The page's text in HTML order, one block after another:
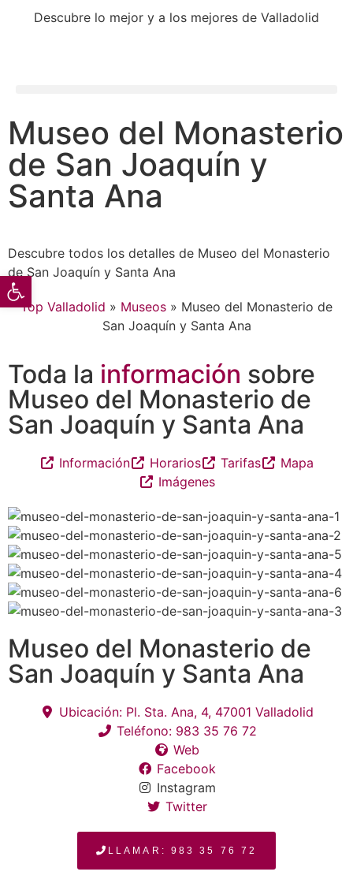
Descubre lo mejor y a los mejores de Valladolid
Museo del Monasterio
de San Joaquín y
Santa Ana
Descubre todos los detalles de Museo del Monasterio
de San Joaquín y Santa Ana
Top Valladolid » Museos » Museo del Monasterio de
San Joaquín y Santa Ana
Toda la información sobre
Museo del Monasterio de
San Joaquín y Santa Ana
Información Horarios Tarifas
Mapa
Imágenes
Museo del Monasterio de
San Joaquín y Santa Ana
Ubicación: Pl. Sta. Ana, 4, 47001 Valladolid
Teléfono: 983 35 76 72
Web
Facebook
Instagram
Twitter
LLAMAR: 983 35 76 72
Abrir barra de herramientas